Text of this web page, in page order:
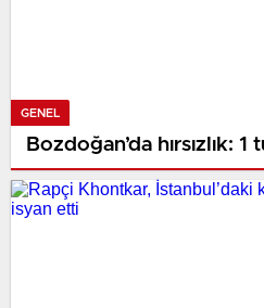
GENEL
Bozdoğan’da hırsızlık: